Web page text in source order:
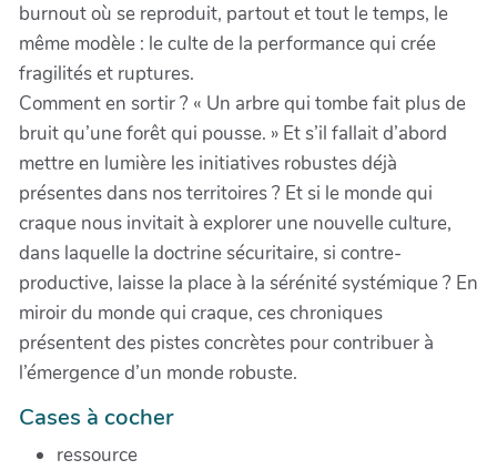
burnout où se reproduit, partout et tout le temps, le
même modèle : le culte de la performance qui crée
fragilités et ruptures.
Comment en sortir ? « Un arbre qui tombe fait plus de
bruit qu’une forêt qui pousse. » Et s’il fallait d’abord
mettre en lumière les initiatives robustes déjà
présentes dans nos territoires ? Et si le monde qui
craque nous invitait à explorer une nouvelle culture,
dans laquelle la doctrine sécuritaire, si contre-
productive, laisse la place à la sérénité systémique ? En
miroir du monde qui craque, ces chroniques
présentent des pistes concrètes pour contribuer à
l’émergence d’un monde robuste.
Cases à cocher
ressource